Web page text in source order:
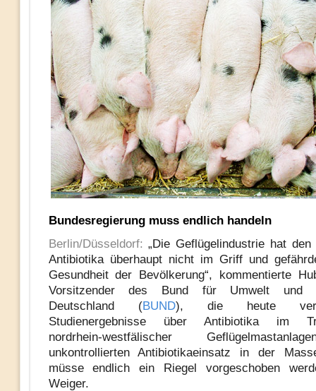
Bundesregierung muss endlich handeln
Berlin/Düsseldorf:„Die Geflügelindustrie hat
Antibiotika überhaupt nicht im Griff und
Gesundheit der Bevölkerung“, kommentierte
Vorsitzender des Bund für Umwelt und
Deutschland (BUND), die heute
Studienergebnisse über Antibiotika im
nordrhein-westfälischer
unkontrollierten Antibiotikaeinsatz in der
müsse endlich ein Riegel vorgeschoben
Weiger.